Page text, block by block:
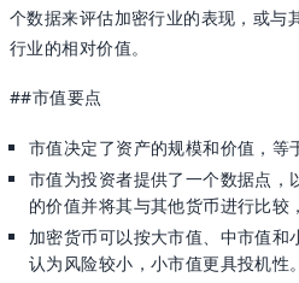
个数据来评估加密行业的表现，或与
行业的相对价值。
##市值要点
市值决定了资产的规模和价值，等
市值为投资者提供了一个数据点，
的价值并将其与其他货币进行比较
加密货币可以按大市值、中市值和
认为风险较小，小市值更具投机性。